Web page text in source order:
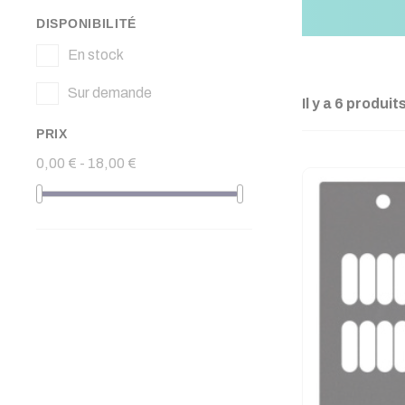
DISPONIBILITÉ
En stock
Sur demande
PRIX
0,00 € - 18,00 €
Il y a 6